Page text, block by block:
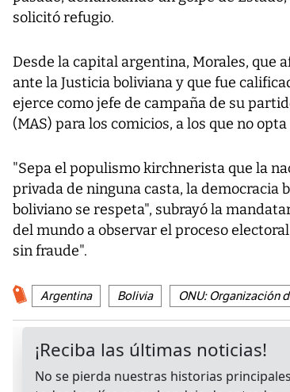
solicitó refugio.
Desde la capital argentina, Morales, que
ante la Justicia boliviana y que fue
ejerce como jefe de campaña de su
(MAS) para los comicios, a los que no
"Sepa el populismo kirchnerista que la
privada de ninguna casta, la democracia
boliviano se respeta", subrayó la
del mundo a observar el proceso
sin fraude".
Argentina Bolivia ONU: Organización